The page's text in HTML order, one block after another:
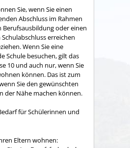
Sie, wenn Sie einen
Abschluss im Rahmen
Berufsausbildung oder einen
erreichen
Wenn Sie eine
Schule besuchen, gilt das
10 und auch nur, wenn Sie
können. Das ist zum
Sie den gewünschten
der Nähe machen können.
für Schülerinnen und
Eltern wohnen: